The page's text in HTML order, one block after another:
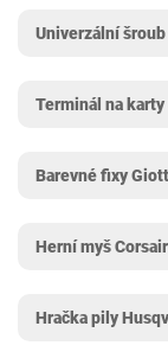
Univerzální
Terminál na
Barevné fixy
Herní myš
Hračka pily